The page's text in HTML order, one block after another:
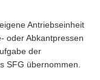
Antriebseinheit
oder Abkantpressen
der
SFG übernommen.